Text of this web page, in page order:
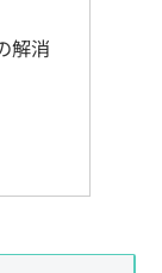
解消